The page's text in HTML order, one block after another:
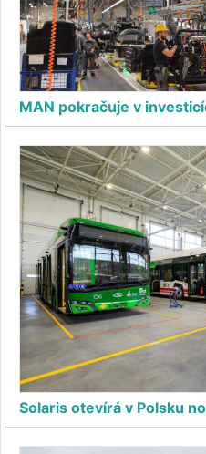
MAN pokračuje v
Solaris otevírá v Polsku